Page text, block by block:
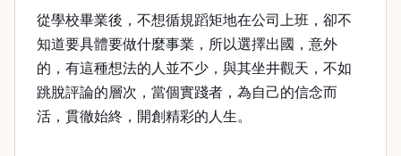
從學校畢業後，不想循規蹈矩地在公司上班，卻不
知道要具體要做什麼事業，所以選擇出國，意外
的，有這種想法的人並不少，與其坐井觀天，不如
跳脫評論的層次，當個實踐者，為自己的信念而
活，貫徹始終，開創精彩的人生。